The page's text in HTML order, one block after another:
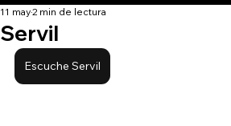
Servil
11 may2 min de lectura
Escuche Servil